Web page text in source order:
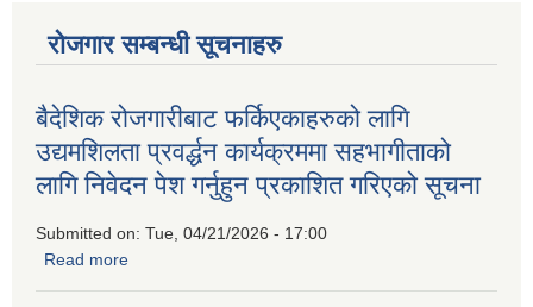
रोजगार सम्बन्धी सूचनाहरु
बैदेशिक रोजगारीबाट फर्किएकाहरुको लागि
उद्यमशिलता प्रवर्द्धन कार्यक्रममा सहभागीताको
लागि निवेदन पेश गर्नुहुन प्रकाशित गरिएको सूचना
Submitted on: Tue, 04/21/2026 - 17:00
Read more